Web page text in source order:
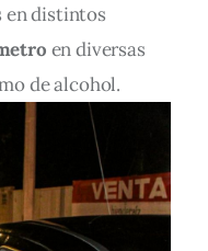
en distintos
en diversas
de alcohol.